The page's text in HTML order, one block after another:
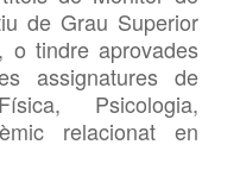
de Grau Superior
o tindre aprovades
assignatures de
Psicologia,
relacionat en